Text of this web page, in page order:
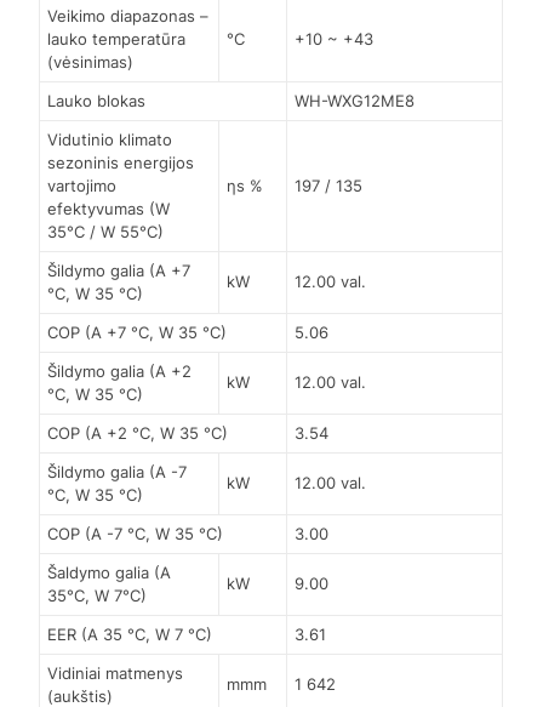
Veikimo diapazonas –
lauko temperatūra
(vėsinimas)
°C +10 ~ +43
Lauko blokas
WH-WXG12ME8
Vidutinio klimato
sezoninis energijos
vartojimo
efektyvumas (W
35°C / W 55°C)
ηs % 197 / 135
Šildymo galia (A +7
°C, W 35 °C)
kW 12.00 val.
COP (A +7 °C, W 35 °C)
5.06
Šildymo galia (A +2
°C, W 35 °C)
kW 12.00 val.
COP (A +2 °C, W 35 °C)
3.54
Šildymo galia (A -7
°C, W 35 °C)
kW 12.00 val.
COP (A -7 °C, W 35 °C)
3.00
Šaldymo galia (A
35°C, W 7°C)
kW 9.00
EER (A 35 °C, W 7 °C)
3.61
Vidiniai matmenys
(aukštis)
mmm 1 642